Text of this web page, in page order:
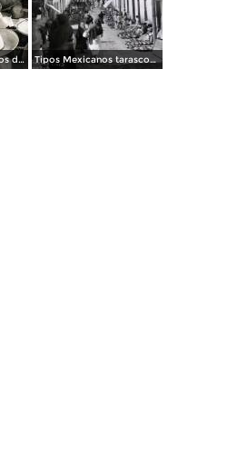
Mercado de sombreros de palma Tipos Mexicanos tarascos en dia de mercado..